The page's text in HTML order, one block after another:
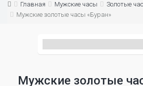
Главная Мужские часы Золотые
Мужские золотые часы «Буран»
Мужские золотые